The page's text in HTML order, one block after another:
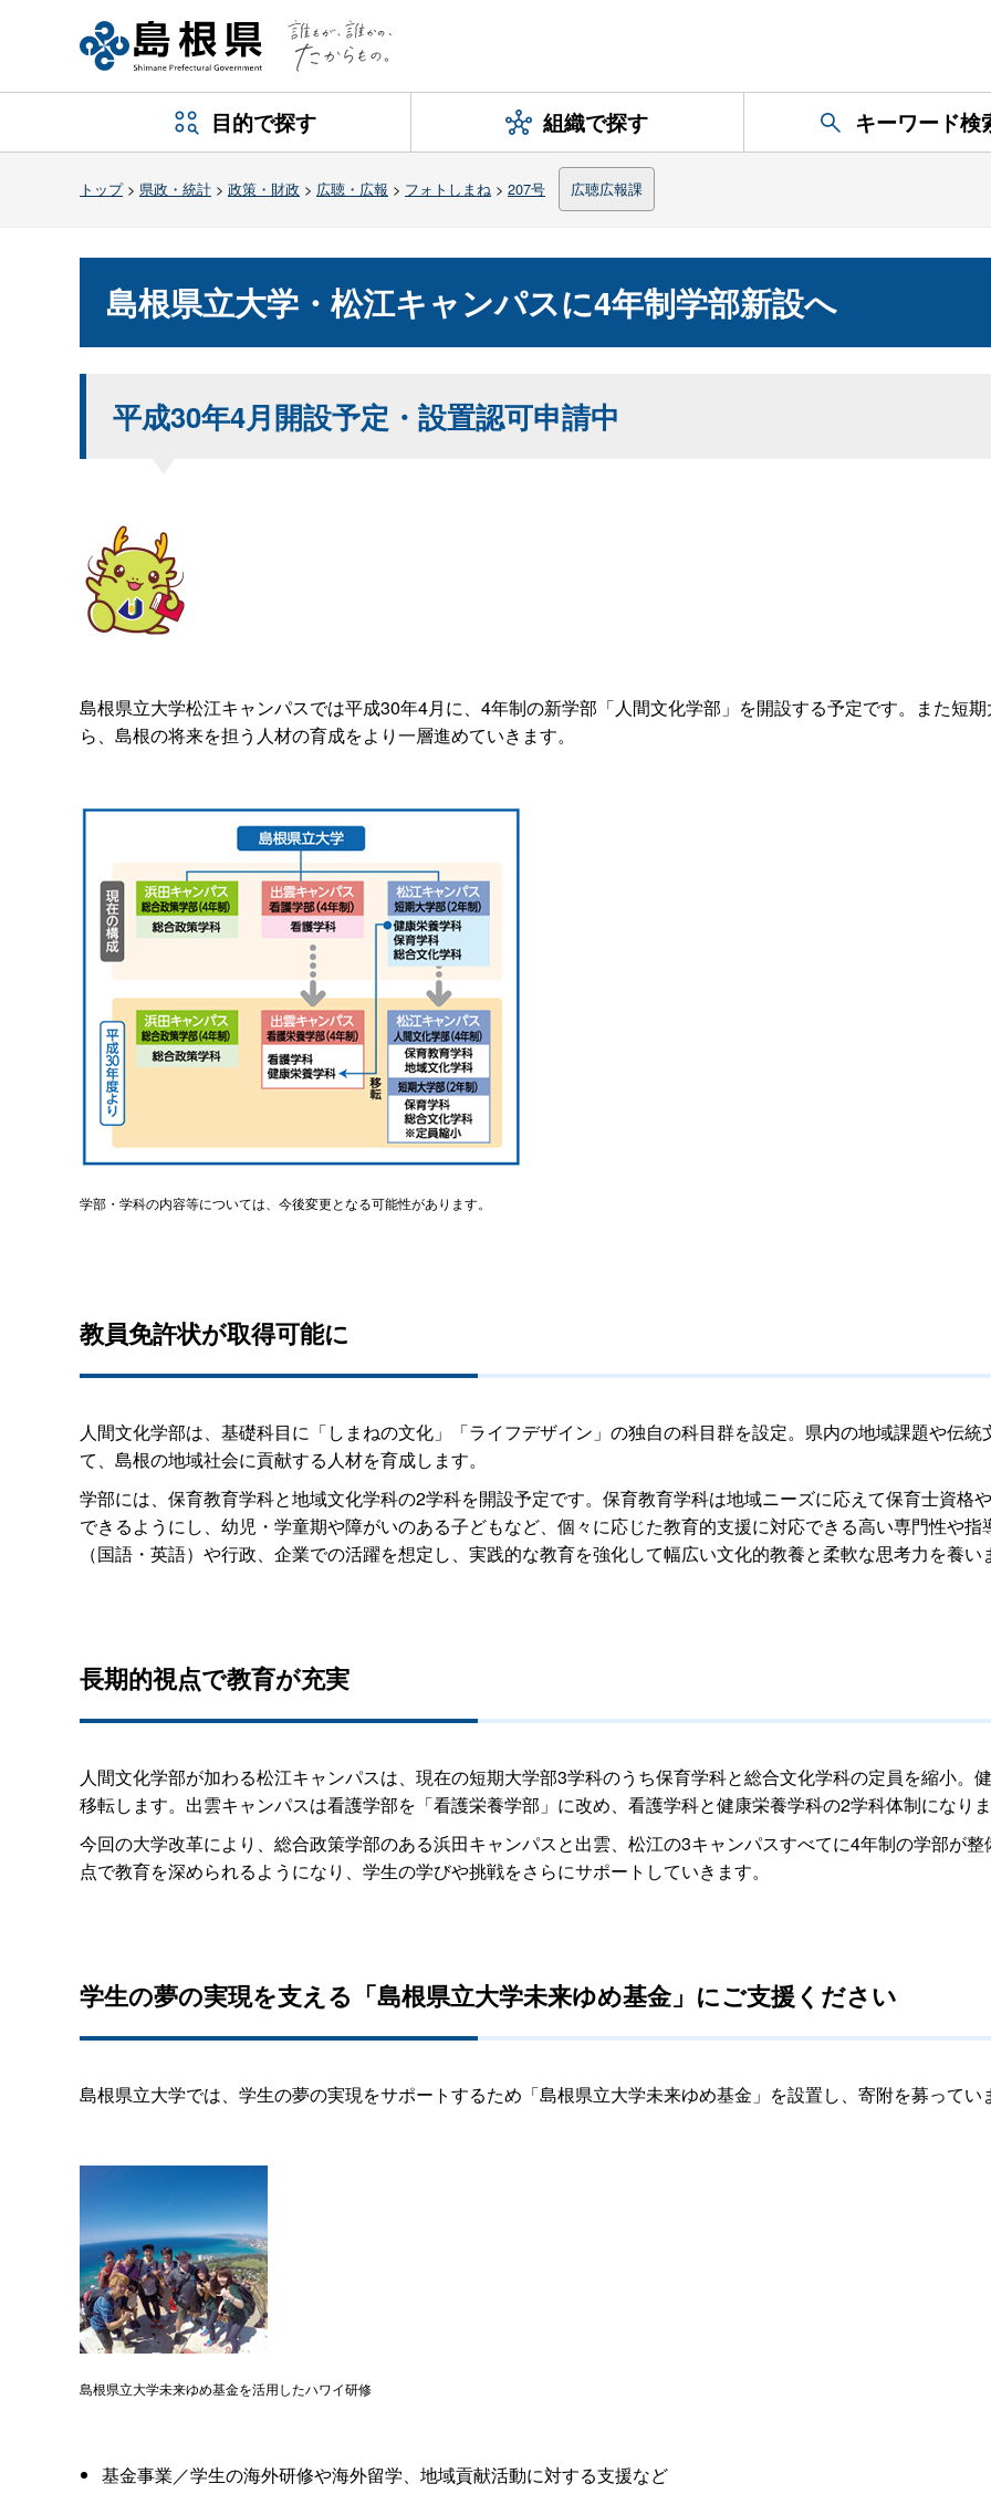
目的で探す 組織で探す キーワード検
トップ> 県政・統計 > 政策・財政 > 広聴・広報 > フォトしまね > 207号 広聴広報課
島根県立大学・松江キャンパスに4年制学部新設へ
平成30年4月開設予定・設置認可申請中
島根県立大学松江キャンパスでは平成30年4月に、4年制の新学部「人間文化学部」を開設する予定です。また短
ら、島根の将来を担う人材の育成をより一層進めていきます。
学部・学科の内容等については、今後変更となる可能性があります。
教員免許状が取得可能に
人間文化学部は、基礎科目に「しまねの文化」「ライフデザイン」の独自の科目群を設定。県内の地域課題や伝
て、島根の地域社会に貢献する人材を育成します。
学部には、保育教育学科と地域文化学科の2学科を開設予定です。保育教育学科は地域ニーズに応えて保育士資格
できるようにし、幼児・学童期や障がいのある子どもなど、個々に応じた教育的支援に対応できる高い専門性や
（国語・英語）や行政、企業での活躍を想定し、実践的な教育を強化して幅広い文化的教養と柔軟な思考力を養い
長期的視点で教育が充実
人間文化学部が加わる松江キャンパスは、現在の短期大学部3学科のうち保育学科と総合文化学科の定員を縮小。
移転します。出雲キャンパスは看護学部を「看護栄養学部」に改め、看護学科と健康栄養学科の2学科体制になり
今回の大学改革により、総合政策学部のある浜田キャンパスと出雲、松江の3キャンパスすべてに4年制の学部が
点で教育を深められるようになり、学生の学びや挑戦をさらにサポートしていきます。
学生の夢の実現を支える「島根県立大学未来ゆめ基金」にご支援ください
島根県立大学では、学生の夢の実現をサポートするため「島根県立大学未来ゆめ基金」を設置し、寄附を募ってい
島根県立大学未来ゆめ基金を活用したハワイ研修
基金事業／学生の海外研修や海外留学、地域貢献活動に対する支援など